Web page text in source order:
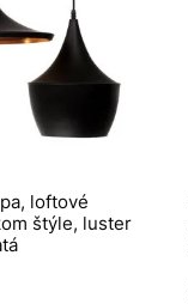
loftové
štýle, luster